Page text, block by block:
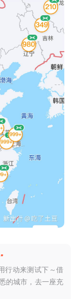
行动来测试下～借
的城市，去一座充